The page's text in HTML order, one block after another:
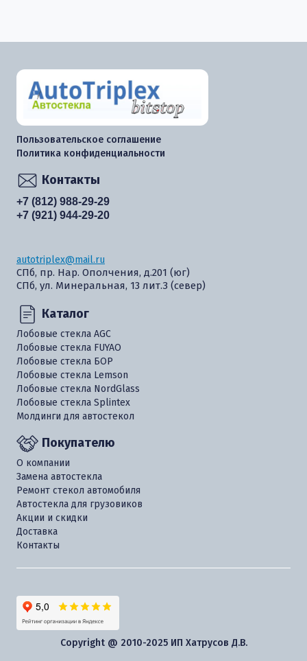
Пользовательское соглашение
Политика конфиденциальности
Каталог
Лобовые стекла AGC
Лобовые стекла FUYAO
Лобовые стекла БОР
Лобовые стекла Lemson
Лобовые стекла NordGlass
Лобовые стекла Splintex
Молдинги для автостекол
Покупателю
О компании
Замена автостекла
Ремонт стекол автомобиля
Автостекла для грузовиков
Акции и скидки
Доставка
Контакты
Контакты
+7 (812) 988-29-29
+7 (921) 944-29-20
autotriplex@mail.ru
СПб, пр. Нар. Ополчения, д.201 (юг)
СПб, ул. Минеральная, 13 лит.З (север)
Copyright @ 2010-2025 ИП Хатрусов Д.В.